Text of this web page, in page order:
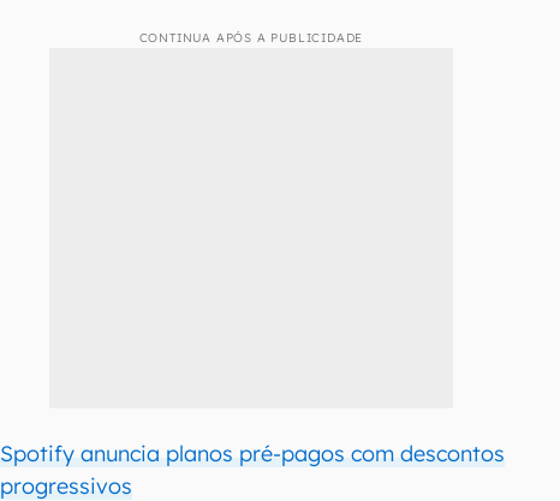
CONTINUA APÓS A PUBLICIDADE
Spotify anuncia planos pré-pagos com descontos
progressivos